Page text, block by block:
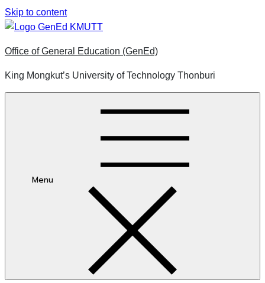
Skip to content
Office of General Education (GenEd)
King Mongkut’s University of Technology Thonburi
Menu